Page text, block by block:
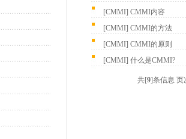
[CMMI] CMMI内容
[CMMI] CMMI的方法
[CMMI] CMMI的原则
[CMMI] 什么是CMMI?
共[9]条信息